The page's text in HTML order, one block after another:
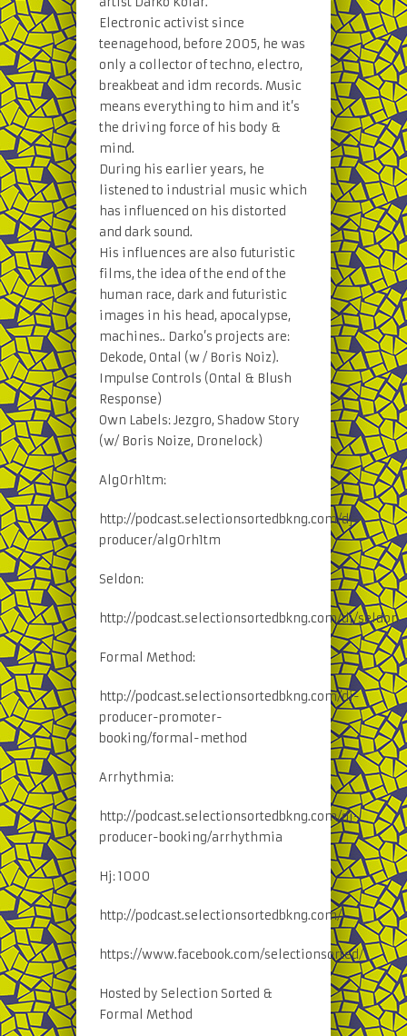
Electronic activist since
teenagehood, before 2005, he was
only a collector of techno, electro,
breakbeat and idm records. Music
means everything to him and it’s
the driving force of his body &
mind.
During his earlier years, he
listened to industrial music which
has influenced on his distorted
and dark sound.
His influences are also futuristic
films, the idea of the end of the
human race, dark and futuristic
images in his head, apocalypse,
machines.. Darko’s projects are:
Dekode, Ontal (w / Boris Noiz).
Impulse Controls (Ontal & Blush
Response)
Own Labels: Jezgro, Shadow Story
(w/ Boris Noize, Dronelock)
Alg0rh1tm:
http://podcast.selectionsortedbkng.com/dj-
producer/alg0rh1tm
Seldon:
http://podcast.selectionsortedbkng.com/dj/seldon
Formal Method:
http://podcast.selectionsortedbkng.com/dj-
producer-promoter-
booking/formal-method
Arrhythmia:
http://podcast.selectionsortedbkng.com/dj-
producer-booking/arrhythmia
Hj: 1000
http://podcast.selectionsortedbkng.com/
https://www.facebook.com/selectionsorted/
Hosted by Selection Sorted &
Formal Method